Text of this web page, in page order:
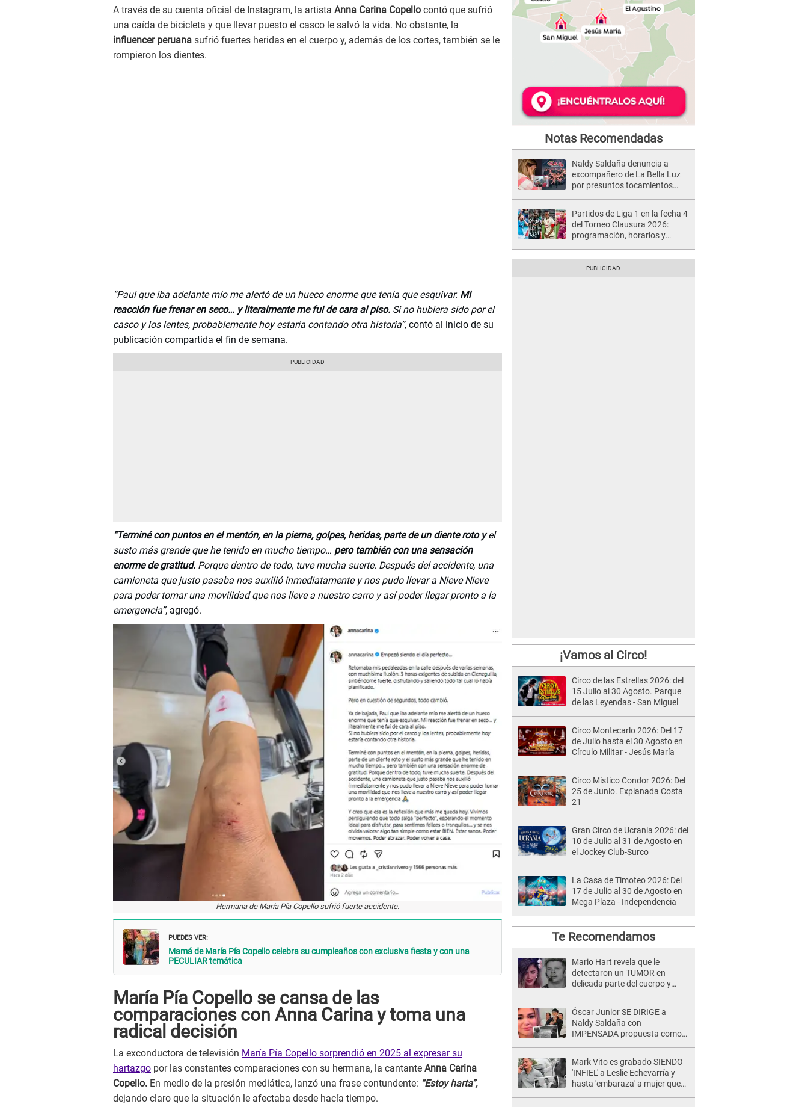
A través de su cuenta oficial de Instagram, la artista Anna Carina Copello contó que sufrió
una caída de bicicleta y que llevar puesto el casco le salvó la vida. No obstante, la
influencer peruana sufrió fuertes heridas en el cuerpo y, además de los cortes, también se le
rompieron los dientes.
“Paul que iba adelante mío me alertó de un hueco enorme que tenía que esquivar. Mi
reacción fue frenar en seco… y literalmente me fui de cara al piso. Si no hubiera sido por el
casco y los lentes, probablemente hoy estaría contando otra historia”, contó al inicio de su
publicación compartida el fin de semana.
“Terminé con puntos en el mentón, en la pierna, golpes, heridas, parte de un diente roto yel
susto más grande que he tenido en mucho tiempo… pero también con una sensación
enorme de gratitud. Porque dentro de todo, tuve mucha suerte. Después del accidente, una
camioneta que justo pasaba nos auxilió inmediatamente y nos pudo llevar a Nieve Nieve
para poder tomar una movilidad que nos lleve a nuestro carro y así poder llegar pronto a la
emergencia”, agregó.
Hermana de María Pía Copello sufrió fuerte accidente.
PUEDES VER:
Mamá de María Pía Copello celebra su cumpleaños con exclusiva fiesta y con una
PECULIAR temática
María Pía Copello se cansa de las
comparaciones con Anna Carina y toma una
radical decisión
La exconductora de televisión María Pía Copello sorprendió en 2025 al expresar su
hartazgo por las constantes comparaciones con su hermana, la cantante Anna Carina
Copello. En medio de la presión mediática, lanzó una frase contundente: “Estoy harta”,
dejando claro que la situación le afectaba desde hacía tiempo.
Notas Recomendadas
Naldy Saldaña denuncia a
excompañero de La Bella Luz
por presuntos tocamientos
Partidos de Liga 1 en la fecha 4
del Torneo Clausura 2026:
programación, horarios y
¡Vamos al Circo!
Circo de las Estrellas 2026: del
15 Julio al 30 Agosto. Parque
de las Leyendas - San Miguel
Circo Montecarlo 2026: Del 17
de Julio hasta el 30 Agosto en
Círculo Militar - Jesús María
Circo Místico Condor 2026: Del
25 de Junio. Explanada Costa
21
Gran Circo de Ucrania 2026: del
10 de Julio al 31 de Agosto en
el Jockey Club-Surco
La Casa de Timoteo 2026: Del
17 de Julio al 30 de Agosto en
Mega Plaza - Independencia
Te Recomendamos
Mario Hart revela que le
detectaron un TUMOR en
delicada parte del cuerpo y
muy fuertes..."
Óscar Junior SE DIRIGE a
Naldy Saldaña con
IMPENSADA propuesta como
Mark Vito es grabado SIENDO
'INFIEL' a Leslie Echevarría y
hasta 'embaraza' a mujer que